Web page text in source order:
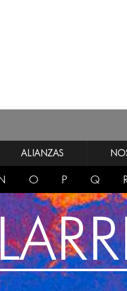
ALIANZAS
O P Q